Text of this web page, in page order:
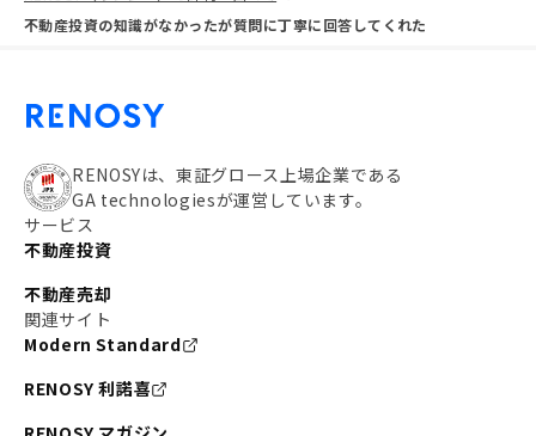
不動産投資の知識がなかったが質問に丁寧に回答してくれた
RENOSYは、東証グロース上場企業である
GA technologiesが運営しています。
サービス
不動産投資
不動産売却
関連サイト
Modern Standard
RENOSY 利諾喜